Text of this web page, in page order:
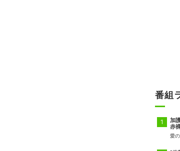
番組
加
赤
愛